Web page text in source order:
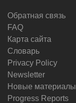
Обратная связь
FAQ
Карта сайта
Словарь
Privacy Policy
Newsletter
Новые материалы
Progress Reports